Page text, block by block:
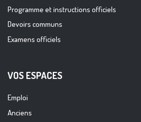
Programme et instructions officiels
Devoirs communs
Examens officiels
VOS ESPACES
Emploi
Anciens